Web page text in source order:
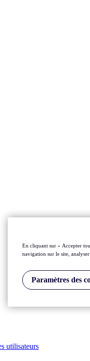
utilisateurs
En cliquant sur « Accepter
navigation sur le site,
Paramètres des